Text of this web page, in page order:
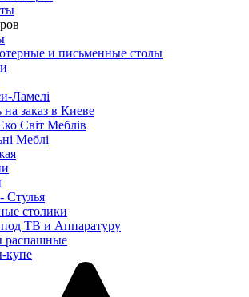
и письменные столы
Ламелі
заказ в Киеве
Світ Меблів
Меблі
Стулья
столики
ТВ и Аппаратуру